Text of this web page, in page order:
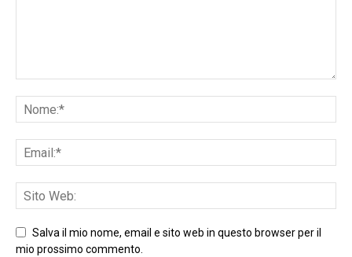
Salva il mio nome, email e sito web in questo browser per il
mio prossimo commento.